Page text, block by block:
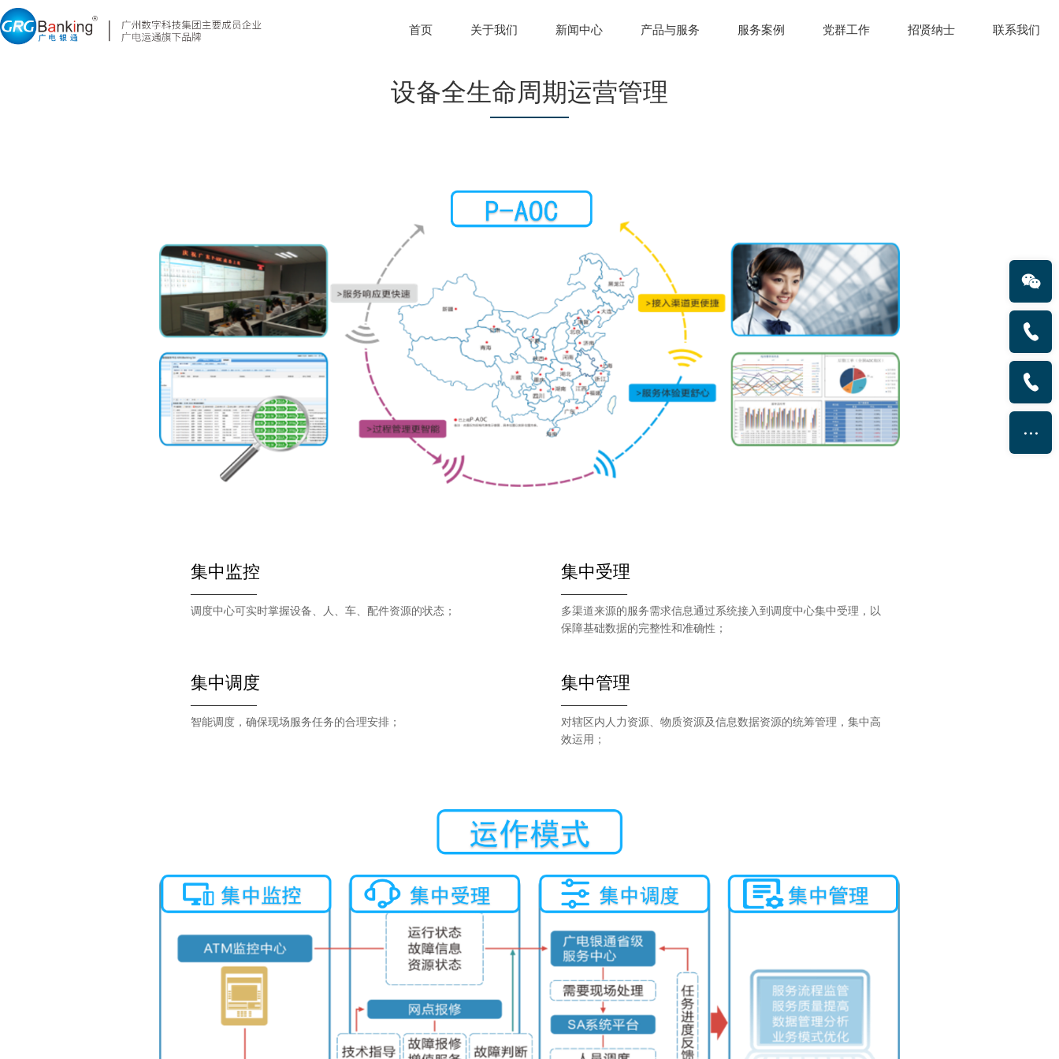
首页 关于我们 新闻中心 产品与服务 服务案例 党群工作 招贤纳士 联系我们
设备全生命周期运营管理
集中监控
——————
调度中心可实时掌握设备、人、车、配件资源的状态；
集中受理
——————
多渠道来源的服务需求信息通过系统接入到调度中心集中受理，以
保障基础数据的完整性和准确性；
集中调度
——————
智能调度，确保现场服务任务的合理安排；
集中管理
——————
对辖区内人力资源、物质资源及信息数据资源的统筹管理，集中高
效运用；